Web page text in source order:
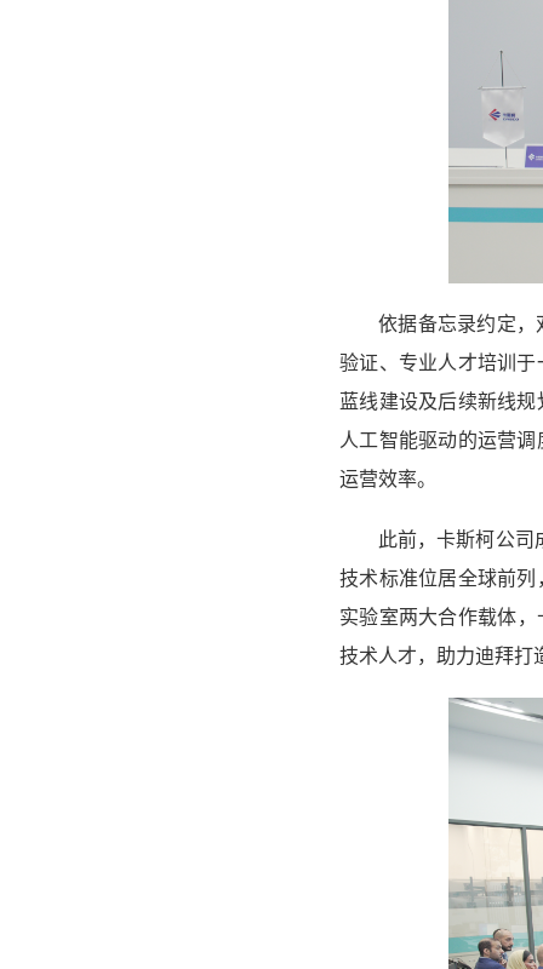
依据备忘录约定，
验证、专业人才培训
蓝线建设及后续新线
人工智能驱动的运营
运营效率。
此前，卡斯柯公司
技术标准位居全球前
实验室两大合作载体
技术人才，助力迪拜打